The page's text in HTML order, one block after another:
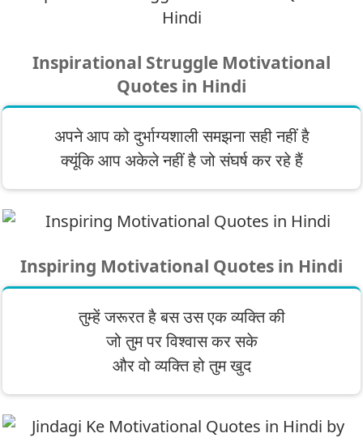
Inspirational Struggle Motivational
Quotes in Hindi
अपने आप को दुर्भाग्यशाली समझना सही नहीं है
क्यूंकि आप अकेले नहीं है जो संघर्ष कर रहे हैं
Inspiring Motivational Quotes in Hindi
तुम्हें जरूरत है बस उस एक व्यक्ति की
जो तुम पर विश्वास कर सके
और वो व्यक्ति हो तुम खुद